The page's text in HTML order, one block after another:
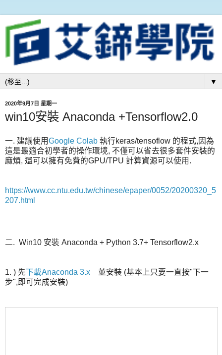
▼
2020年9月7日 星期一
win10安裝 Anaconda +Tensorflow2.0
一. 建議使用Google Colab 執行keras/tensoflow 的程式,因為
這是最適合初學者的操作環境, 不僅可以省去很多套件安裝的
麻煩, 還可以擁有免費的GPU/TPU 計算資源可以使用.
https://www.cc.ntu.edu.tw/chinese/epaper/0052/20200320_5
207.html
二. Win10 安裝 Anaconda + Python 3.7+ Tensorflow2.x
1. ) 先下載Anaconda 3.x 並安裝 (基本上只要一直按"下一
步",即可完成安裝)